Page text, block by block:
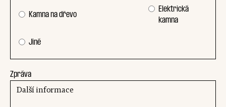
Kamna na dřevo
Elektrická
kamna
Jiné
Zpráva